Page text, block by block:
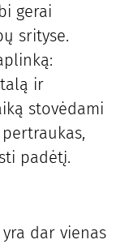
gerai
srityse.
ir
stovėdami
padėtį.
dar vienas